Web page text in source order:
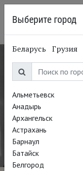
Выберите город
Беларусь Грузия
Альметьевск
Анадырь
Архангельск
Астрахань
Барнаул
Батайск
Белгород